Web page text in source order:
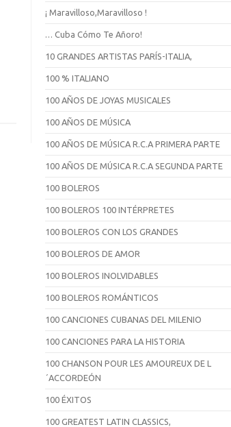
¡ Maravilloso,Maravilloso !
… Cuba Cómo Te Añoro!
10 GRANDES ARTISTAS PARÍS-ITALIA,
100 % ITALIANO
100 AÑOS DE JOYAS MUSICALES
100 AÑOS DE MÚSICA
100 AÑOS DE MÚSICA R.C.A PRIMERA PARTE
100 AÑOS DE MÚSICA R.C.A SEGUNDA PARTE
100 BOLEROS
100 BOLEROS 100 INTÉRPRETES
100 BOLEROS CON LOS GRANDES
100 BOLEROS DE AMOR
100 BOLEROS INOLVIDABLES
100 BOLEROS ROMÁNTICOS
100 CANCIONES CUBANAS DEL MILENIO
100 CANCIONES PARA LA HISTORIA
100 CHANSON POUR LES AMOUREUX DE L
´ACCORDEÓN
100 ÉXITOS
100 GREATEST LATIN CLASSICS,